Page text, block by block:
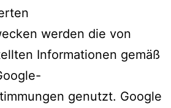
werden die von
Informationen gemäß
genutzt. Google